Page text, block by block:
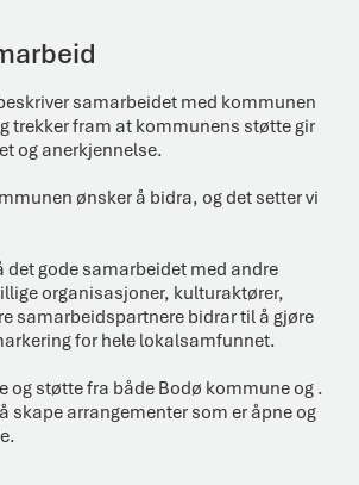
samarbeidet med kommunen
trekker fram at kommunens støtte gir
og anerkjennelse.
ønsker å bidra, og det setter vi
det gode samarbeidet med andre
organisasjoner, kulturaktører,
samarbeidspartnere bidrar til å gjøre
for hele lokalsamfunnet.
og støtte fra både Bodø kommune og .
skape arrangementer som er åpne og